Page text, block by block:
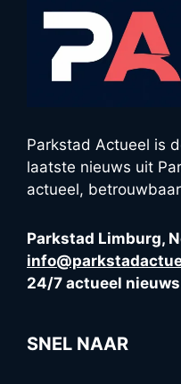
Parkstad Actueel is
laatste nieuws uit
actueel,
Parkstad Limburg,
24/7 actueel nieuws
SNEL NAAR